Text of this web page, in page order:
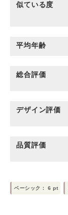
似ている度
平均年齢
総合評価
デザイン評価
品質評価
ベーシック：6pt